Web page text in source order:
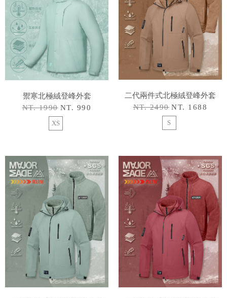
禦寒北極絨登峰外套
NT. 1990 NT. 990
XS
二代兩件式北極絨登峰外套
NT. 2490 NT. 1688
S